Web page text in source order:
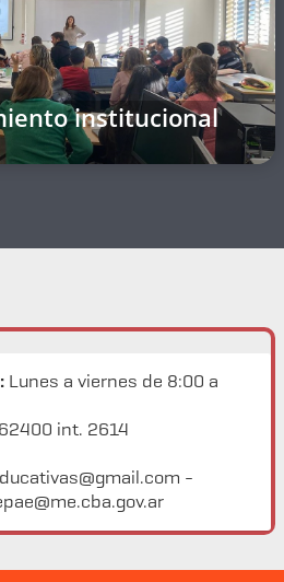
institucional
Lunes a viernes de 8:00 a
int. 2614
-